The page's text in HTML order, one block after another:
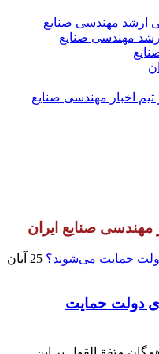
ارشد مهندسی صنایع
مهندسی صنایع
اخبار مهندسی صنایع
مهندسی صنایع ایران
25 آبان
دولت حمایت